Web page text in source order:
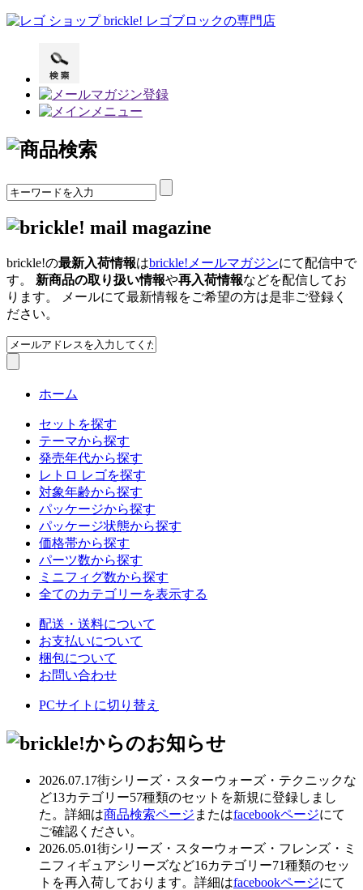
brickle!の最新入荷情報はbrickle!メールマガジンにて配信中で
す。 新商品の取り扱い情報や再入荷情報などを配信してお
ります。 メールにて最新情報をご希望の方は是非ご登録く
ださい。
ホーム
セットを探す
テーマから探す
発売年代から探す
レトロ レゴを探す
対象年齢から探す
パッケージから探す
パッケージ状態から探す
価格帯から探す
パーツ数から探す
ミニフィグ数から探す
全てのカテゴリーを表示する
配送・送料について
お支払いについて
梱包について
お問い合わせ
PCサイトに切り替え
2026.07.17街シリーズ・スターウォーズ・テクニックな
ど13カテゴリー57種類のセットを新規に登録しまし
た。詳細は商品検索ページ またはfacebookページにて
ご確認ください。
2026.05.01街シリーズ・スターウォーズ・フレンズ・ミ
ニフィギュアシリーズなど16カテゴリー71種類のセッ
トを再入荷しております。詳細はfacebookページにて